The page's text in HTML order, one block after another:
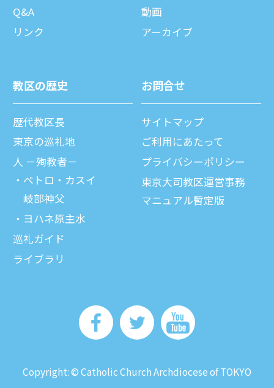
Q&A
リンク
動画
アーカイブ
教区の歴史
歴代教区⻑
東京の巡礼地
⼈ －殉教者－
ペトロ・カスイ
岐部神父
ヨハネ原主水
巡礼ガイド
ライブラリ
お問合せ
サイトマップ
ご利⽤にあたって
プライバシーポリシー
東京大司教区運営事務
マニュアル暫定版
Copyright: © Catholic Church Archdiocese of TOKYO